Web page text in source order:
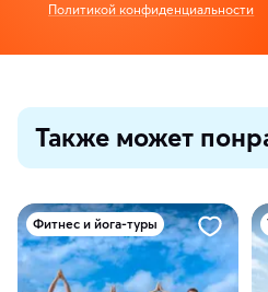
Политикой конфиденциальности
Также может
Фитнес и йога-туры